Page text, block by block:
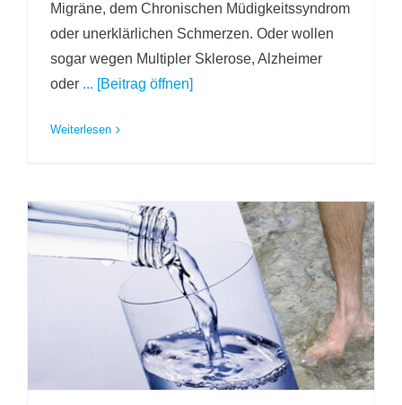
Migräne, dem Chronischen Müdigkeitssyndrom
oder unerklärlichen Schmerzen. Oder wollen
sogar wegen Multipler Sklerose, Alzheimer
oder ... [Beitrag öffnen]
Weiterlesen